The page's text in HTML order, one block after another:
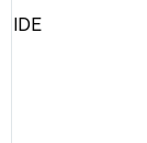
IDE